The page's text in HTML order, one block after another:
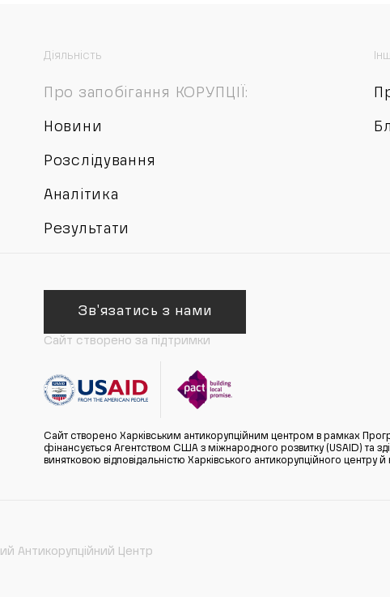
Діяльність
Про запобігання КОРУПЦІЇ:
Новини
Розслідування
Аналітика
Результати
Зв'язатись з нами
Сайт створено за підтримки
Сайт створено Харківським антикорупційним центром в рамках
фінансується Агентством США з міжнародного розвитку (USAID) та
винятковою відповідальністю Харківського антикорупційного
Антикорупційний Центр